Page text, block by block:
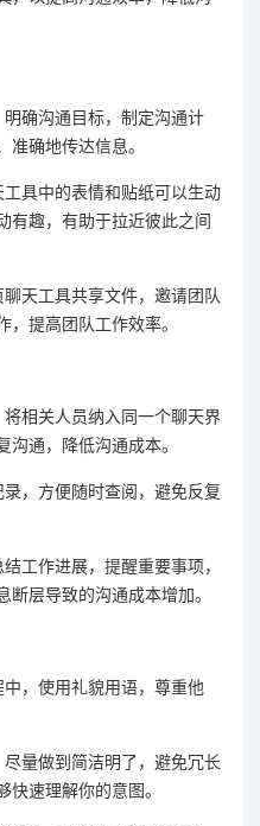
明确沟通目标，制定沟通计
确地传达信息。
工具中的表情和贴纸可以生动
有趣，有助于拉近彼此之间
天工具共享文件，邀请团队
提高团队工作效率。
将相关人员纳入同一个聊天界
通，降低沟通成本。
录，方便随时查阅，避免反复
工作进展，提醒重要事项，
层导致的沟通成本增加。
中，使用礼貌用语，尊重他
尽量做到简洁明了，避免冗长
快速理解你的意图。